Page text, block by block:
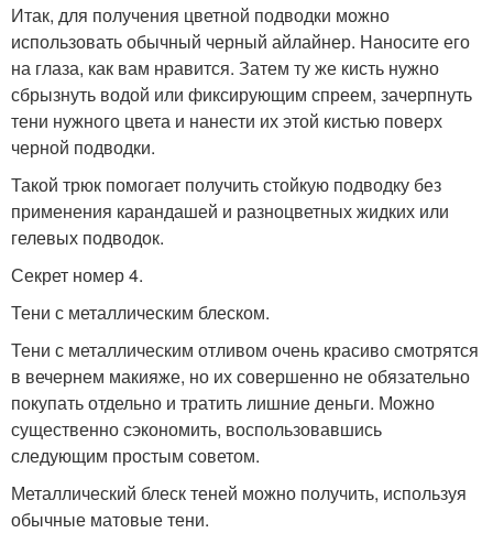
Итак, для получения цветной подводки можно
использовать обычный черный айлайнер. Наносите его
на глаза, как вам нравится. Затем ту же кисть нужно
сбрызнуть водой или фиксирующим спреем, зачерпнуть
тени нужного цвета и нанести их этой кистью поверх
черной подводки.
Такой трюк помогает получить стойкую подводку без
применения карандашей и разноцветных жидких или
гелевых подводок.
Секрет номер 4.
Тени с металлическим блеском.
Тени с металлическим отливом очень красиво смотрятся
в вечернем макияже, но их совершенно не обязательно
покупать отдельно и тратить лишние деньги. Можно
существенно сэкономить, воспользовавшись
следующим простым советом.
Металлический блеск теней можно получить, используя
обычные матовые тени.